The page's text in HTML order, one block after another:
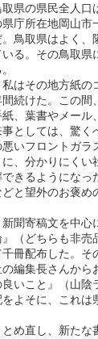
県の県民全人口
庁所在地岡山市
鳥取県はよく、
る。その鳥取県
はその地方紙の
続けた。この間
、葉書やメール
としては、驚く
いフロントガラ
、分かりにくい
きるようになっ
と望外のお褒め
聞寄稿文を中心
（どちらも非売
冊配布した。そ
編集長さんから
いこと』（山陰
よそに、これは
め直し、新たな